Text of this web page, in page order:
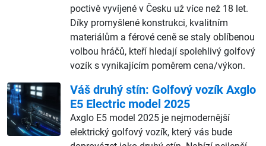
poctivě vyvíjené v Česku už více než 18 let.
Díky promyšlené konstrukci, kvalitním
materiálům a férové ceně se staly oblíbenou
volbou hráčů, kteří hledají spolehlivý golfový
vozík s vynikajícím poměrem cena/výkon.
Váš druhý stín: Golfový vozík Axglo
E5 Electric model 2025
Axglo E5 model 2025 je nejmodernější
elektrický golfový vozík, který vás bude